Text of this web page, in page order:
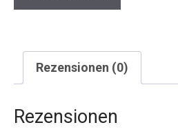
Rezensionen (0)
Rezensionen